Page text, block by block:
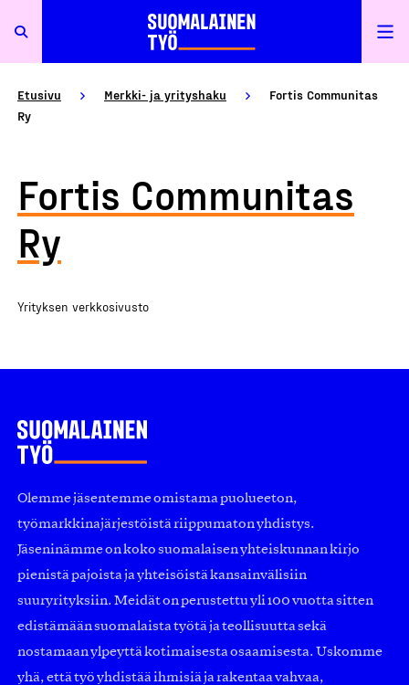
Etusivu Merkki- ja yrityshaku
Fortis Communitas
Ry
Fortis Communitas
Ry
Yrityksen verkkosivusto
Olemme jäsentemme omistama puolueeton,
työmarkkinajärjestöistä riippumaton yhdistys.
Jäseninämme on koko suomalaisen yhteiskunnan kirjo
pienistä pajoista ja yhteisöistä kansainvälisiin
suuryrityksiin. Meidät on perustettu yli 100 vuotta sitten
edistämään suomalaista työtä ja teollisuutta sekä
nostamaan ylpeyttä kotimaisesta osaamisesta. Uskomme
yhä, että työ yhdistää ihmisiä ja rakentaa vahvaa,